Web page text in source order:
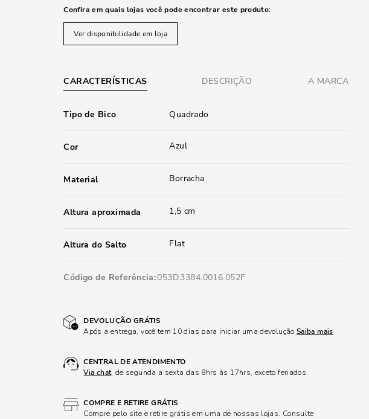
Confira em quais lojas você pode encontrar este produto:
Ver disponibilidade em loja
CARACTERÍSTICAS DESCRIÇÃO A MARCA
Tipo de Bico Quadrado
Cor Azul
Material Borracha
Altura aproximada 1,5 cm
Altura do Salto Flat
Código de Referência 053D.3384.0016.052F
DEVOLUÇÃO GRÁTIS
Após a entrega, você tem 10 dias para iniciar uma devolução Saiba mais
CENTRAL DE ATENDIMENTO
Via chat, de segunda a sexta das 8hrs às 17hrs, exceto feriados.
COMPRE E RETIRE GRÁTIS
Compre pelo site e retire grátis em uma de nossas lojas. Consulte